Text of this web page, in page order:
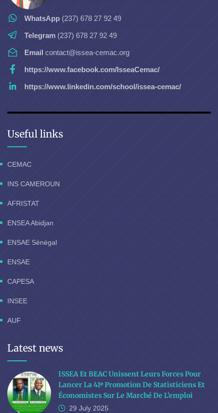
WhatsApp (237) 678 27 92 49
Telegram (237) 678 27 92 49
Email contact@issea-cemac.org
https://www.facebook.com/IsseaCemac/
https://www.linkedin.com/school/issea-cemac/
Useful links
CEMAC
INS CAMEROUN
AFRISTAT
ENSEA Abidjan
ENSAE Sénégal
ENSAE
CAPESA
INSEE
AUF
Latest news
ISSEA Et BEAC Unissent Leurs Forces Pour
Lancer La 41ᵉ Promotion De Statisticiens Et
Économistes Sur Le Marché De L’emploi
29 July 2025